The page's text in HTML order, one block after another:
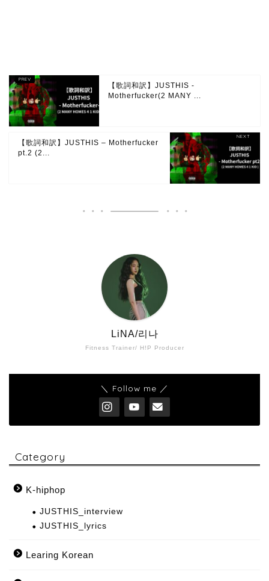
【歌詞和訳】JUSTHIS -
Motherfucker(2 MANY ...
【歌詞和訳】JUSTHIS – Motherfucker
pt.2 (2...
Fitness Trainer/ H!P Producer
LiNA/리나
＼ Follow me ／
Category
K-hiphop
JUSTHIS_interview
JUSTHIS_lyrics
Learing Korean